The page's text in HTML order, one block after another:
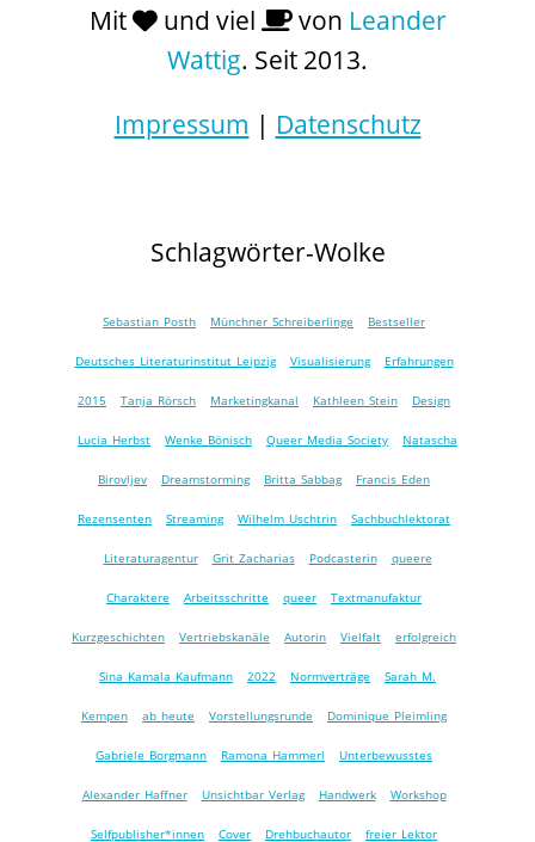
Mit und viel von Leander
Wattig. Seit 2013.
Impressum | Datenschutz
Schlagwörter-Wolke
Sebastian Posth Münchner Schreiberlinge Bestseller
Deutsches Literaturinstitut Leipzig Visualisierung Erfahrungen
2015 Tanja Rörsch Marketingkanal Kathleen Stein Design
Lucia Herbst Wenke Bönisch Queer Media Society Natascha
Birovljev Dreamstorming Britta Sabbag Francis Eden
Rezensenten Streaming Wilhelm Uschtrin Sachbuchlektorat
Literaturagentur Grit Zacharias Podcasterin queere
Charaktere Arbeitsschritte queer Textmanufaktur
Kurzgeschichten Vertriebskanäle Autorin Vielfalt erfolgreich
Sina Kamala Kaufmann 2022 Normverträge Sarah M.
Kempen ab heute Vorstellungsrunde Dominique Pleimling
Gabriele Borgmann Ramona Hammerl Unterbewusstes
Alexander Haffner Unsichtbar Verlag Handwerk Workshop
Selfpublisher*innen Cover Drehbuchautor freier Lektor